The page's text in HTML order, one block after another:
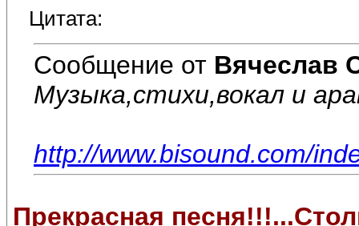
Цитата:
Сообщение от Вячеслав
Музыка,стихи,вокал и
http://www.bisound.com/
Прекрасная